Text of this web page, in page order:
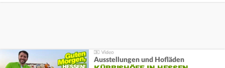
Ausstellungen und Hofläden